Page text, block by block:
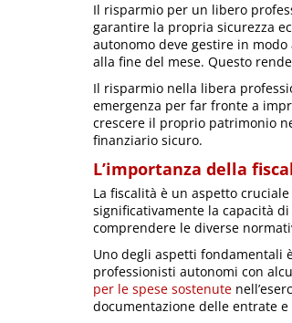
Il risparmio per un libero
garantire la propria sicurezza
autonomo deve gestire in
alla fine del mese. Questo
Il risparmio nella libera
emergenza per far fronte a
crescere il proprio patrimonio
finanziario sicuro.
L’importanza della
La fiscalità è un aspetto
significativamente la capacità
comprendere le diverse
Uno degli aspetti fondamentali
professionisti autonomi con
per le spese sostenute
documentazione delle entrate